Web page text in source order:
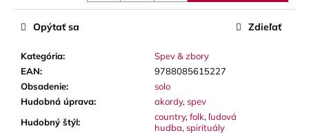
Jednotková
cena:
Kategória:
Spev & zbory
EAN:
9788085615227
Obsadenie:
solo
Hudobná úprava: akordy, spev
Hudobný štýl: country, folk, ľudová
hudba, spirituály
Opýtať sa Zdieľať
OPIERKA
ĽAVÚ
RUKU
NA
PRIEČNU
FLAUTU
(FINGERPORT)
22